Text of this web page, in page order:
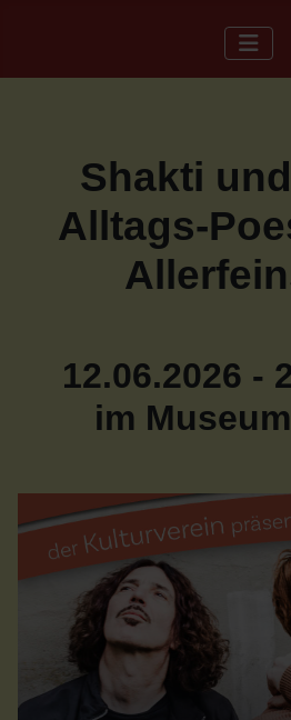
Shakti
Alltags-
12.06.2026 -
im